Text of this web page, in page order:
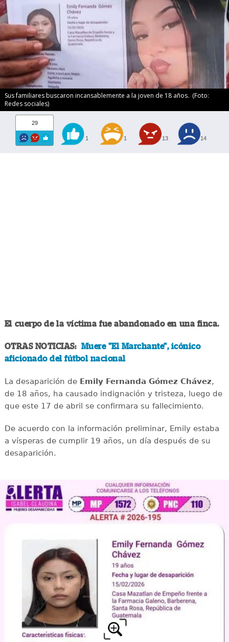
Sus familiares buscaron incansablemente a la joven de 18 años. (Foto:
Redes sociales)
29
1 1 13 14
El cuerpo de la víctima fue abandonado en una finca.
OTRAS NOTICIAS: Muere "El Marchante", icónico
aficionado del fútbol nacional
La desaparición deEmily Fernanda Gómez Chávez,
de 18 años, ha causado indignación y tristeza, luego de
que este 17 de abril se confirmara su fallecimiento.
De acuerdo con la información preliminar, Emily estaba
a vísperas de cumplir 19 años, un día después de su
desaparición.